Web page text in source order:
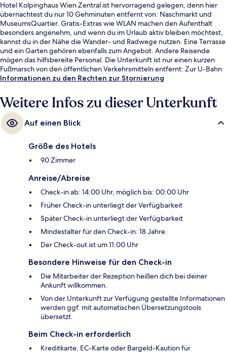
Hotel Kolpinghaus Wien Zentral ist hervorragend gelegen, denn hier
übernachtest du nur 10 Gehminuten entfernt von: Naschmarkt und
MuseumsQuartier. Gratis-Extras wie WLAN machen den Aufenthalt
besonders angenehm, und wenn du im Urlaub aktiv bleiben möchtest,
kannst du in der Nähe die Wander- und Radwege nutzen. Eine Terrasse
und ein Garten gehören ebenfalls zum Angebot. Andere Reisende
mögen das hilfsbereite Personal. Die Unterkunft ist nur einen kurzen
Fußmarsch von den öffentlichen Verkehrsmitteln entfernt: Zur U-Bahn
läuft man 4 Minuten (U-Bahn-Station Kettenbrückengasse) bzw. 7
Informationen zu den Rechten zur Stornierung
Weitere Infos zu dieser Unterkunft
Auf einen Blick
Größe des Hotels
90 Zimmer
Anreise/Abreise
Check-in ab: 14:00 Uhr, möglich bis: 00:00 Uhr
Früher Check-in unterliegt der Verfügbarkeit
Später Check-in unterliegt der Verfügbarkeit
Mindestalter für den Check-in: 18 Jahre
Der Check-out ist um 11:00 Uhr
Besondere Hinweise für den Check-in
Die Mitarbeiter der Rezeption heißen dich bei deiner
Ankunft willkommen.
Von der Unterkunft zur Verfügung gestellte Informationen
werden ggf. mit automatischen Übersetzungstools
übersetzt.
Beim Check-in erforderlich
Kreditkarte, EC-Karte oder Bargeld-Kaution für